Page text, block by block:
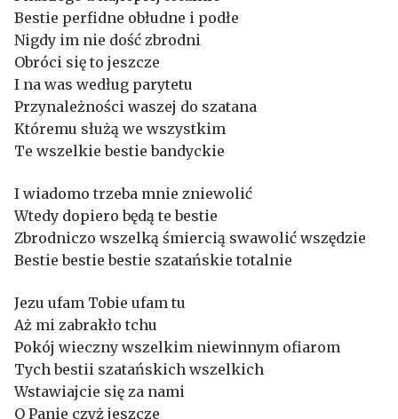
Bestie perfidne obłudne i podłe
Nigdy im nie dość zbrodni
Obróci się to jeszcze
I na was według parytetu
Przynależności waszej do szatana
Któremu służą we wszystkim
Te wszelkie bestie bandyckie
I wiadomo trzeba mnie zniewolić
Wtedy dopiero będą te bestie
Zbrodniczo wszelką śmiercią swawolić wszędzie
Bestie bestie bestie szatańskie totalnie
Jezu ufam Tobie ufam tu
Aż mi zabrakło tchu
Pokój wieczny wszelkim niewinnym ofiarom
Tych bestii szatańskich wszelkich
Wstawiajcie się za nami
O Panie czyż jeszcze